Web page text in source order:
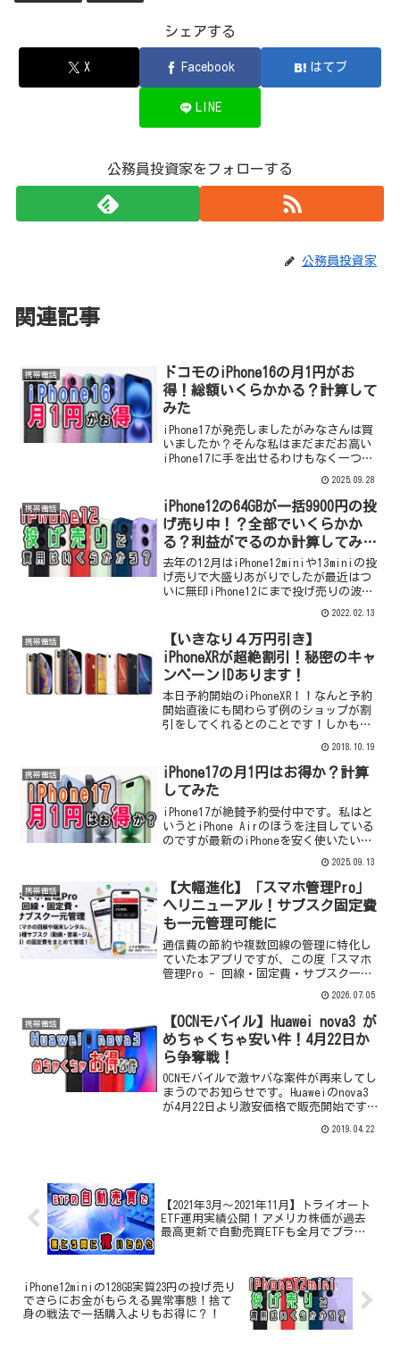
シェアする
X Facebook はてブ
LINE
公務員投資家をフォローする
公務員投資家
関連記事
携帯電話
ドコモのiPhone16の月1円がお
得！総額いくらかかる？計算して
みた
iPhone17が発売しましたがみなさんは買
いましたか？そんな私はまだまだお高い
iPhone17に手を出せるわけもなく一つ前
はドコモのiPhone16の128GBがめちゃく
ちゃお得だったので2年レ...
2025.09.28
携帯電話
iPhone12の64GBが一括9900円の投
げ売り中！？全部でいくらかか
る？利益がでるのか計算してみて
た
去年の12月はiPhone12miniや13miniの投
げ売りで大盛りあがりでしたが最近はつ
いに無印iPhone12にまで投げ売りの波が
ルではなく一括の投げ売り価格と２年後
に返却不要というのがでかいですね...
2022.02.13
携帯電話
【いきなり４万円引き】
iPhoneXRが超絶割引！秘密のキャ
ンペーンIDあります！
本日予約開始のiPhoneXR！！なんと予約
開始直後にも関わらず例のショップが割
引をしてくれるとのことです！しかもそ
きという超絶オトクキャンペーンです！
新iPhoneを手にしてカフェで、職場で、
学校でドヤ...
2018.10.19
携帯電話
iPhone17の月1円はお得か？計算
してみた
iPhone17が絶賛予約受付中です。私はと
いうとiPhone Airのほうを注目している
のですが最新のiPhoneを安く使いたいと
iPhone17ですがソフトバンクではすでに2
年間月1円レンタルを打ち出...
2025.09.13
携帯電話
【大幅進化】「スマホ管理Pro」
へリニューアル！サブスク固定費
も一元管理可能に
通信費の節約や複数回線の管理に特化し
ていた本アプリですが、この度「スマホ
管理Pro - 回線・固定費・サブスク一元
アルしました！これまでは「スマホの回
線契約」や「端末レンタル」の管理が中
心でしたが、今回の...
2026.07.05
携帯電話
【OCNモバイル】Huawei nova3 が
めちゃくちゃ安い件！4月22日か
ら争奪戦！
OCNモバイルで激ヤバな案件が再来してし
まうのでお知らせです。Huaweiのnova3
が4月22日より激安価格で販売開始です！
→15,800円 オプション加入で更に3,000
2019.04.22
【2021年3月～2021年11月】トライオート
ETF運用実績公開！アメリカ株価が過去
最高更新で自動売買ETFも全月でプラ
iPhone12miniの128GB実質23円の投げ売り
でさらにお金がもらえる異常事態！捨て
身の戦法で一括購入よりもお得に？！